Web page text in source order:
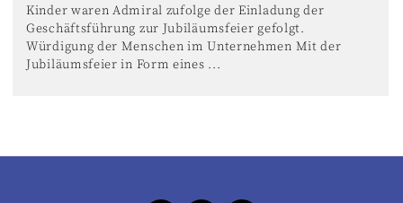
Kinder waren Admiral zufolge der Einladung der
Geschäftsführung zur Jubiläumsfeier gefolgt.
Würdigung der Menschen im Unternehmen Mit der
Jubiläumsfeier in Form eines ...